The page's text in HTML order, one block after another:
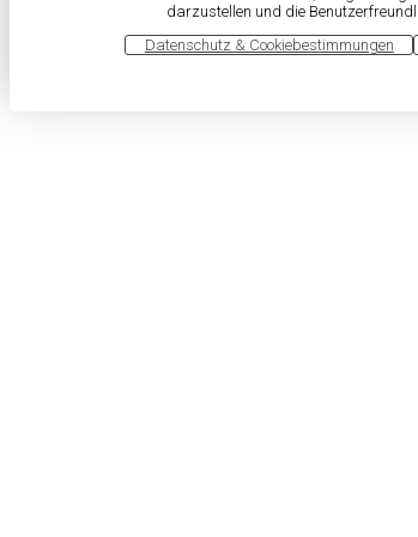
darzustellen und die
Datenschutz & Cookiebestimmungen